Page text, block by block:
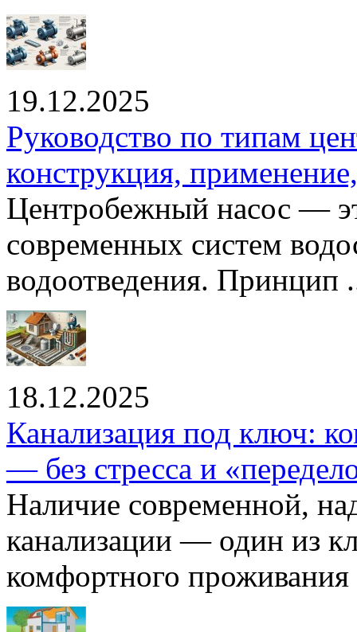
19.12.2025
Руководство по типам
конструкция,
Центробежный насос —
современных систем
водоотведения. Принцип
18.12.2025
Канализация под ключ:
— без стресса и
Наличие современной,
канализации — один из
комфортного проживания